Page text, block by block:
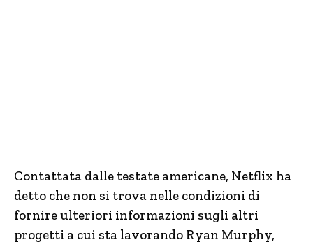
Contattata dalle testate americane, Netflix ha
detto che non si trova nelle condizioni di
fornire ulteriori informazioni sugli altri
progetti a cui sta lavorando Ryan Murphy,